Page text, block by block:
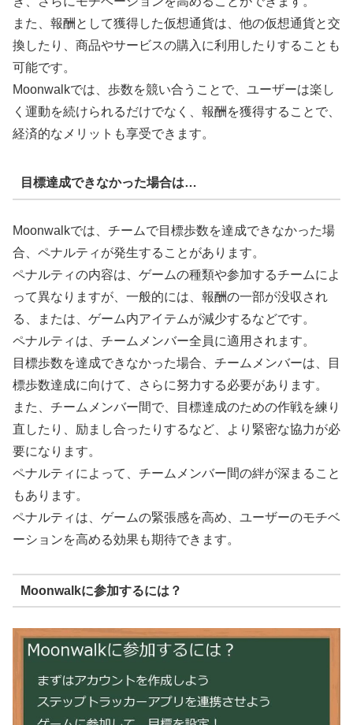
また、報酬として獲得した仮想通貨は、他の仮想通貨と交
換したり、商品やサービスの購入に利用したりすることも
可能です。
Moonwalkでは、歩数を競い合うことで、ユーザーは楽し
く運動を続けられるだけでなく、報酬を獲得することで、
経済的なメリットも享受できます。
目標達成できなかった場合は…
Moonwalkでは、チームで目標歩数を達成できなかった場
合、ペナルティが発生することがあります。
ペナルティの内容は、ゲームの種類や参加するチームによ
って異なりますが、一般的には、報酬の一部が没収され
る、または、ゲーム内アイテムが減少するなどです。
ペナルティは、チームメンバー全員に適用されます。
目標歩数を達成できなかった場合、チームメンバーは、目
標歩数達成に向けて、さらに努力する必要があります。
また、チームメンバー間で、目標達成のための作戦を練り
直したり、励まし合ったりするなど、より緊密な協力が必
要になります。
ペナルティによって、チームメンバー間の絆が深まること
もあります。
ペナルティは、ゲームの緊張感を高め、ユーザーのモチベ
ーションを高める効果も期待できます。
Moonwalkに参加するには？